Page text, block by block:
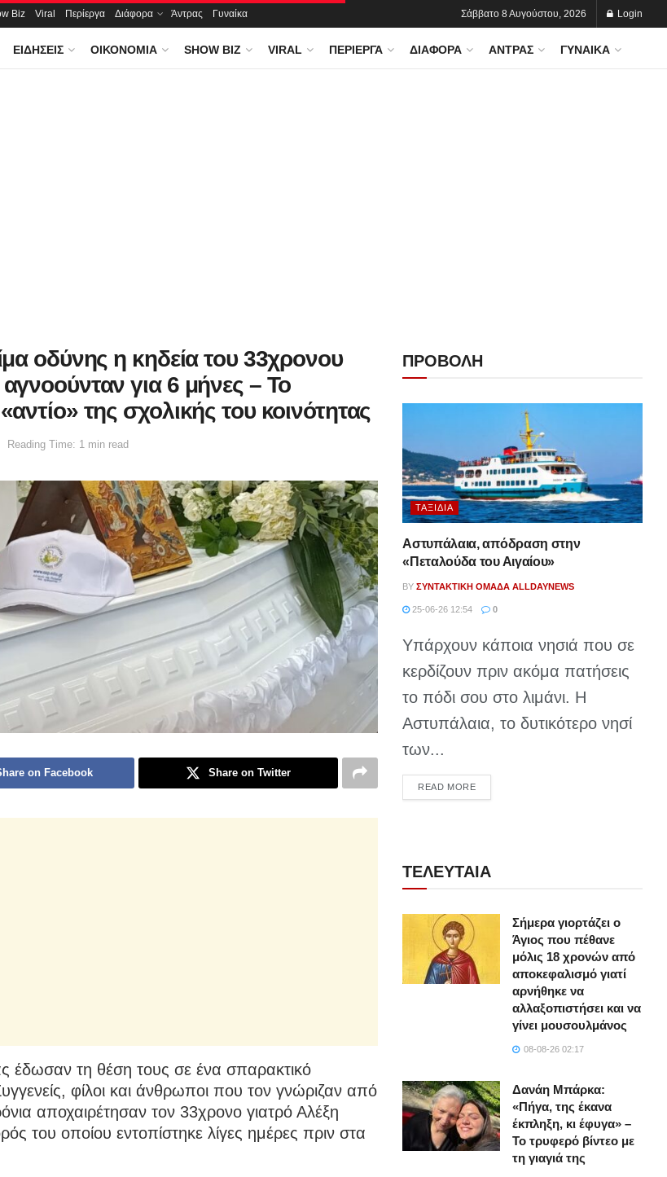
Biz Viral Περίεργα Διάφορα Άντρας Γυναίκα Σάββατο 8 Αυγούστου, 2026 Login
ΕΙΔΉΣΕΙΣ ΟΙΚΟΝΟΜΊΑ SHOW BIZ VIRAL ΠΕΡΊΕΡΓΑ ΔΙΆΦΟΡΑ ΆΝΤΡΑΣ ΓΥΝΑΊΚΑ
οδύνης η κηδεία του 33χρονου
για 6 μήνες – Το
της σχολικής του κοινότητας
Reading Time: 1 min read
on Facebook Share on Twitter
έδωσαν τη θέση τους σε ένα σπαρακτικό
φίλοι και άνθρωποι που τον γνώριζαν από
αποχαιρέτησαν τον 33χρονο γιατρό Αλέξη
του οποίου εντοπίστηκε λίγες ημέρες πριν στα
ΠΡΟΒΟΛΗ
ΤΑΞΊΔΙΑ
Αστυπάλαια, απόδραση στην
«Πεταλούδα του Αιγαίου»
BY ΣΥΝΤΑΚΤΙΚΉ ΟΜΆΔΑ ALLDAYNEWS
25-06-26 12:54 0
Υπάρχουν κάποια νησιά που σε
κερδίζουν πριν ακόμα πατήσεις
το πόδι σου στο λιμάνι. Η
Αστυπάλαια, το δυτικότερο νησί
των...
READ MOREDETAILS
ΤΕΛΕΥΤΑΙΑ
Σήμερα γιορτάζει ο
Άγιος που πέθανε
μόλις 18 χρονών από
αποκεφαλισμό γιατί
αρνήθηκε να
αλλαξοπιστήσει και να
γίνει μουσουλμάνος
08-08-26 02:17
Δανάη Μπάρκα:
«Πήγα, της έκανα
έκπληξη, κι έφυγα» –
Το τρυφερό βίντεο με
τη γιαγιά της